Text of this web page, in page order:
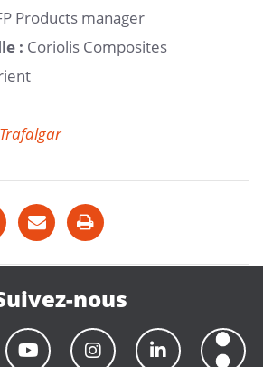
Products manager
: Coriolis Composites
nous